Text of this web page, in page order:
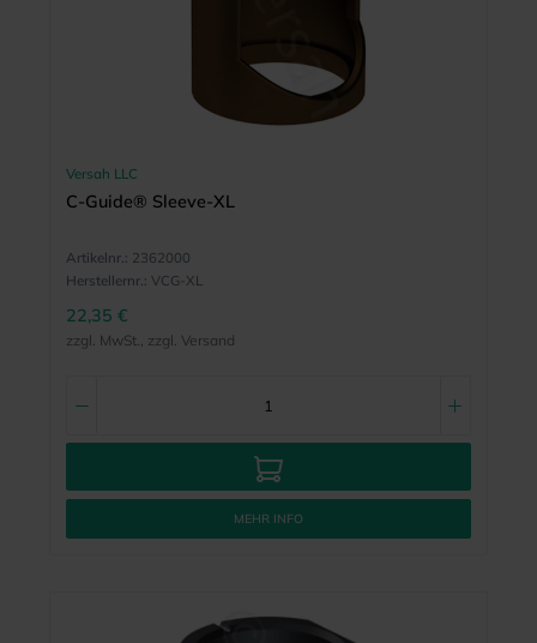
Versah LLC
C-Guide® Sleeve-XL
Artikelnr.: 2362000
Herstellernr.: VCG-XL
22,35 €
zzgl. MwSt., zzgl. Versand
MEHR INFO